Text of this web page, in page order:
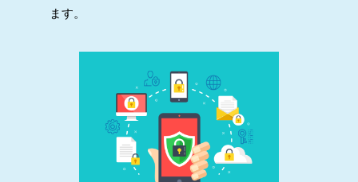
ます。